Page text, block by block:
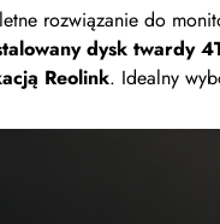
rozwiązanie do
dysk twardy
Reolink. Idealny